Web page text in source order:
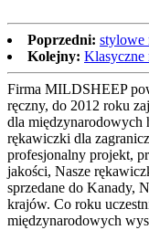
Poprzedni: stylowe
Kolejny: Klasyczne
Firma MILDSHEEP
ręczny, do 2012 roku
dla międzynarodowych
rękawiczki dla
profesjonalny projekt,
jakości, Nasze
sprzedane do Kanady,
krajów. Co roku
międzynarodowych